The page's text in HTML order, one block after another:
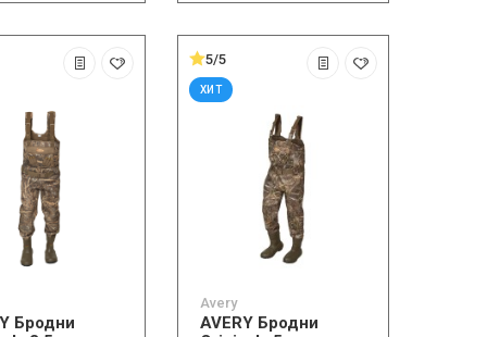
Бродни
5/5
ХИТ
Avery
AVERY Бродни